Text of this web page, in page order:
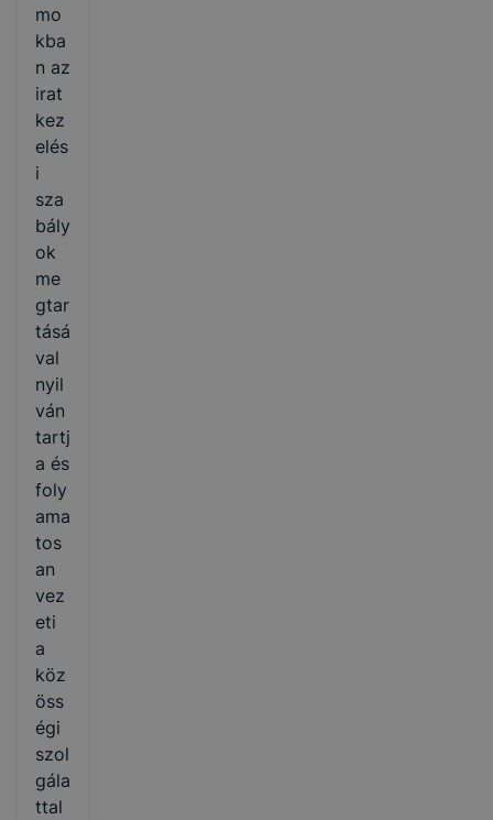
mo
kba
n az
irat
kez
elés
i
sza
bály
ok
me
gtar
tásá
val
nyil
ván
tartj
a és
foly
ama
tos
an
vez
eti
a
köz
öss
égi
szol
gála
ttal